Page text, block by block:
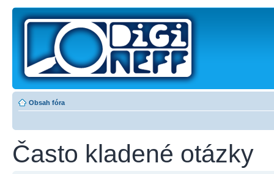
Obsah fóra
Často kladené otázky